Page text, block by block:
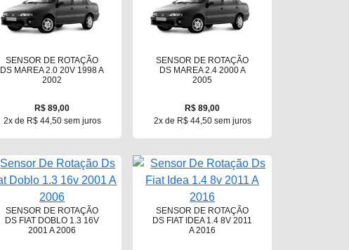
SENSOR DE ROTAÇÃO
DS MAREA 2.0 20V 1998 A
2002
R$ 89,00
2x de R$ 44,50 sem juros
SENSOR DE ROTAÇÃO
DS MAREA 2.4 2000 A
2005
R$ 89,00
2x de R$ 44,50 sem juros
SENSOR DE ROTAÇÃO
DS FIAT DOBLO 1.3 16V
2001 A 2006
SENSOR DE ROTAÇÃO
DS FIAT IDEA 1.4 8V 2011
A 2016